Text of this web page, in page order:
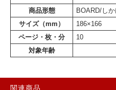
商品形態
BOARD/しか
サイズ（mm）
186×166
ページ・枚・分
10
対象年齢
関連商品